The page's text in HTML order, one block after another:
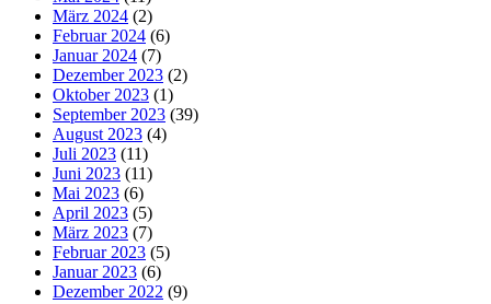
März 2024 (2)
Februar 2024 (6)
Januar 2024 (7)
Dezember 2023 (2)
Oktober 2023 (1)
September 2023 (39)
August 2023 (4)
Juli 2023 (11)
Juni 2023 (11)
Mai 2023 (6)
April 2023 (5)
März 2023 (7)
Februar 2023 (5)
Januar 2023 (6)
Dezember 2022 (9)